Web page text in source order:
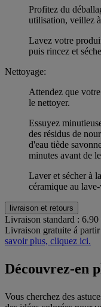
Profitez du
utilisation, veillez
Lavez votre
puis rincez et
Nettoyage:
Attendez que
le nettoyer.
Essuyez
des résidus de
d'eau tiède
minutes avant de
Laver et sécher à
céramique au
livraison et retours
Livraison standard : 6.90
Livraison gratuite á
savoir plus, cliquez ici.
Découvrez-en
Vous cherchez des